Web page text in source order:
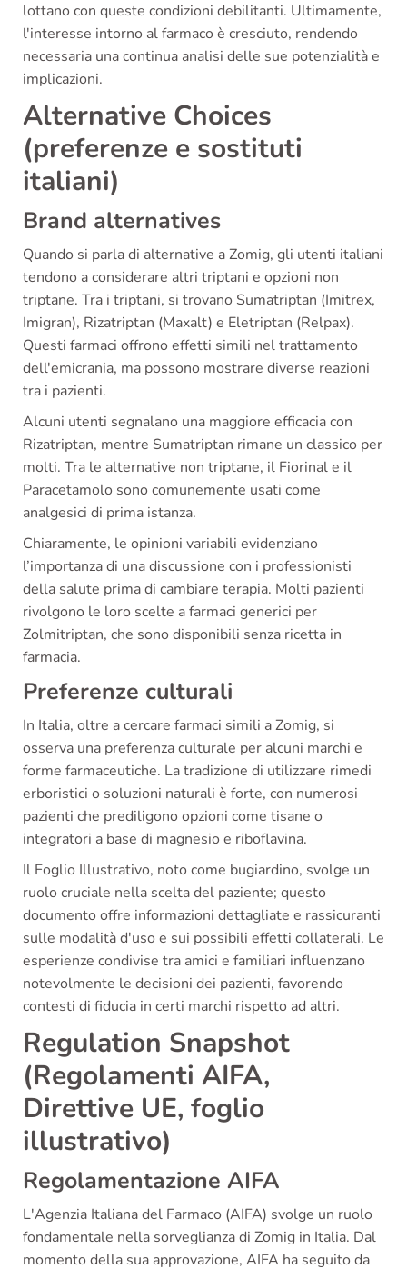
lottano con queste condizioni debilitanti. Ultimamente,
l'interesse intorno al farmaco è cresciuto, rendendo
necessaria una continua analisi delle sue potenzialità e
implicazioni.
Alternative Choices
(preferenze e sostituti
italiani)
Brand alternatives
Quando si parla di alternative a Zomig, gli utenti italiani
tendono a considerare altri triptani e opzioni non
triptane. Tra i triptani, si trovano Sumatriptan (Imitrex,
Imigran), Rizatriptan (Maxalt) e Eletriptan (Relpax).
Questi farmaci offrono effetti simili nel trattamento
dell'emicrania, ma possono mostrare diverse reazioni
tra i pazienti.
Alcuni utenti segnalano una maggiore efficacia con
Rizatriptan, mentre Sumatriptan rimane un classico per
molti. Tra le alternative non triptane, il Fiorinal e il
Paracetamolo sono comunemente usati come
analgesici di prima istanza.
Chiaramente, le opinioni variabili evidenziano
l’importanza di una discussione con i professionisti
della salute prima di cambiare terapia. Molti pazienti
rivolgono le loro scelte a farmaci generici per
Zolmitriptan, che sono disponibili senza ricetta in
farmacia.
Preferenze culturali
In Italia, oltre a cercare farmaci simili a Zomig, si
osserva una preferenza culturale per alcuni marchi e
forme farmaceutiche. La tradizione di utilizzare rimedi
erboristici o soluzioni naturali è forte, con numerosi
pazienti che prediligono opzioni come tisane o
integratori a base di magnesio e riboflavina.
Il Foglio Illustrativo, noto come bugiardino, svolge un
ruolo cruciale nella scelta del paziente; questo
documento offre informazioni dettagliate e rassicuranti
sulle modalità d'uso e sui possibili effetti collaterali. Le
esperienze condivise tra amici e familiari influenzano
notevolmente le decisioni dei pazienti, favorendo
contesti di fiducia in certi marchi rispetto ad altri.
Regulation Snapshot
(Regolamenti AIFA,
Direttive UE, foglio
illustrativo)
Regolamentazione AIFA
L'Agenzia Italiana del Farmaco (AIFA) svolge un ruolo
fondamentale nella sorveglianza di Zomig in Italia. Dal
momento della sua approvazione, AIFA ha seguito da